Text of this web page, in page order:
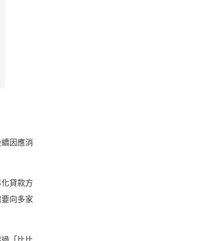
因應消
貸款方
向多家